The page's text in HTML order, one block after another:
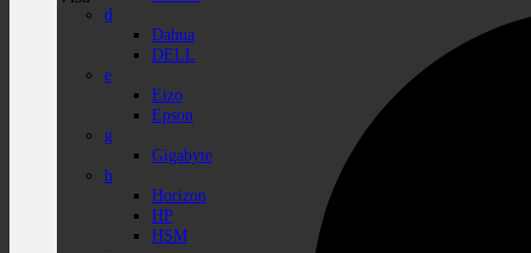
d
Dahua
DELL
e
Eizo
Epson
g
Gigabyte
h
Horizon
HP
HSM